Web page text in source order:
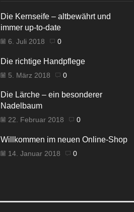
Die Kernseife – altbewährt und
immer up-to-date
6. Juli 2018 0
Die richtige Handpflege
5. März 2018 0
Die Lärche – ein besonderer
Nadelbaum
22. Februar 2018 0
Willkommen im neuen Online-Shop
14. Januar 2018 0